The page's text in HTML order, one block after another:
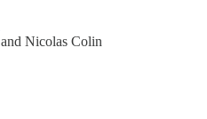
and Nicolas Colin